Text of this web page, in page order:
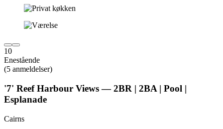
10
Enestående
(5 anmeldelser)
'7' Reef Harbour Views — 2BR | 2BA | Pool |
Esplanade
Cairns